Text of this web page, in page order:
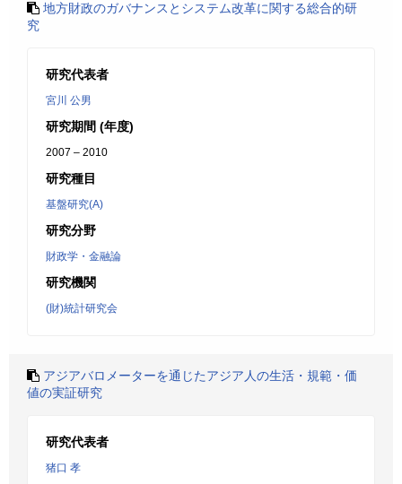
地方財政のガバナンスとシステム改革に関する総合的研
究
研究代表者
宮川 公男
研究期間 (年度)
2007 – 2010
研究種目
基盤研究(A)
研究分野
財政学・金融論
研究機関
(財)統計研究会
アジアバロメーターを通じたアジア人の生活・規範・価
値の実証研究
研究代表者
猪口 孝